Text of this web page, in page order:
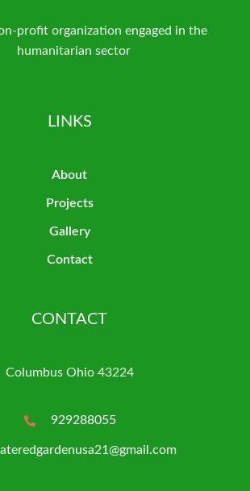
profit organization engaged in the
humanitarian sector
LINKS
About
Projects
Gallery
Contact
CONTACT
Columbus Ohio 43224
929288055